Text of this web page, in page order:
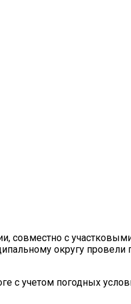
совместно с
округу
учетом погодных